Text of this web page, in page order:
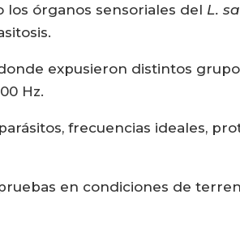
los órganos sensoriales del L.
expusieron distintos
Hz.
frecuencias ideales,
en condiciones de